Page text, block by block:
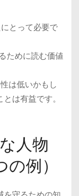
とって必要で
ために読む価値
は低いかもし
は有益です。
人物
例）